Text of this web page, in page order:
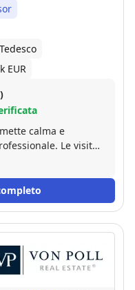
EUR
calma e
Le visite
Disponibile
Grazie per